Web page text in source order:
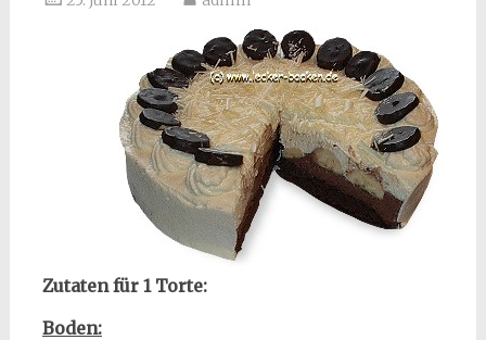
Zutaten für 1 Torte:
Boden: